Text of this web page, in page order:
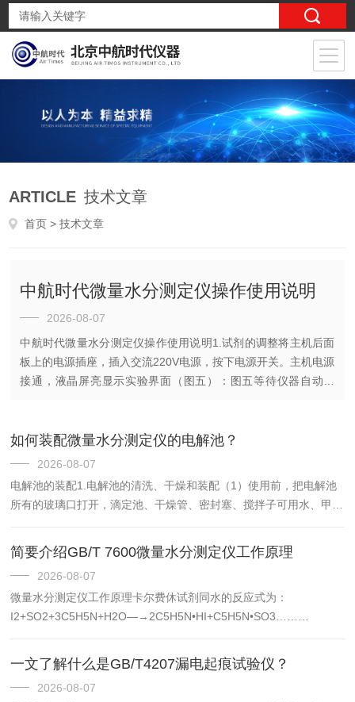
ARTICLE 技术文章
首页 > 技术文章
中航时代微量水分测定仪操作使用说明
2026-08-07
中航时代微量水分测定仪操作使用说明1.试剂的调整将主机后面
板上的电源插座，插入交流220V电源，按下电源开关。主机电源
接通，液晶屏亮显示实验界面（图五）：图五等待仪器自动平
如何装配微量水分测定仪的电解池？
2026-08-07
电解池的装配1.电解池的清洗、干燥和装配（1）使用前，把电解池
所有的玻璃口打开，滴定池、干燥管、密封塞、搅拌子可用水、甲醇
极引线。（注意，阴极室、测量电极绝对不能用水清洗，否则会造...
简要介绍GB/T 7600微量水分测定仪工作原理
2026-08-07
微量水分测定仪工作原理卡尔费休试剂同水的反应式为：
I2+SO2+3C5H5N+H2O—→2C5H5N•HI+C5H5N•SO3……
所用试剂溶液是由占优势的...
一文了解什么是GB/T4207漏电起痕试验仪？
2026-08-07